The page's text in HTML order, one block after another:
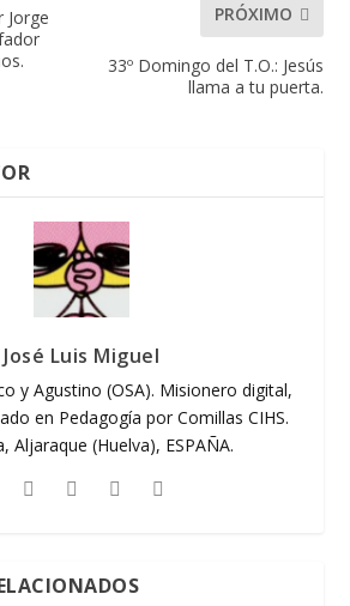
Jorge
PRÓXIMO
33º Domingo del T.O.: Jesús
llama a tu puerta.
José Luis Miguel
y Agustino (OSA). Misionero digital,
en Pedagogía por Comillas CIHS.
Aljaraque (Huelva), ESPAÑA.